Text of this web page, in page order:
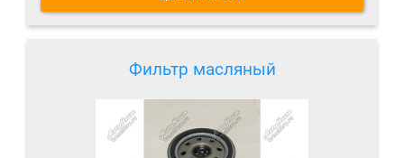
Фильтр масляный